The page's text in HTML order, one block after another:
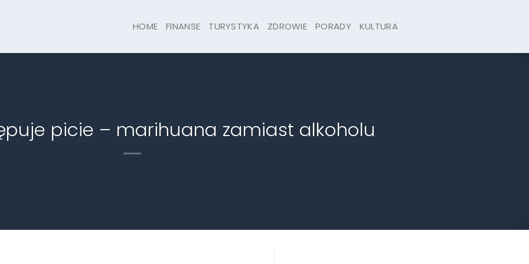
HOME FINANSE TURYSTYKA ZDROWIE PORADY KULTURA
picie – marihuana zamiast alkoholu